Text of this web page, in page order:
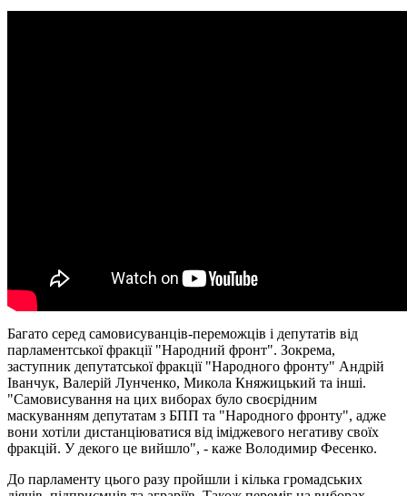
Багато серед самовисуванців-переможців і депутатів від
парламентської фракції "Народний фронт". Зокрема,
заступник депутатської фракції "Народного фронту" Андрій
Іванчук, Валерій Лунченко, Микола Княжицький та інші.
"Самовисування на цих виборах було своєрідним
маскуванням депутатам з БПП та "Народного фронту", адже
вони хотіли дистанціюватися від іміджевого негативу своїх
фракцій. У декого це вийшло", - каже Володимир Фесенко.
До парламенту цього разу пройшли і кілька громадських